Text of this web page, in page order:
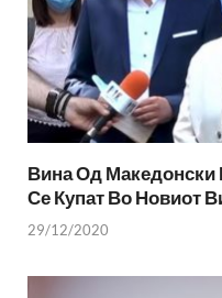
Вина Од Македонски
Се Купат Во Новиот
29/12/2020